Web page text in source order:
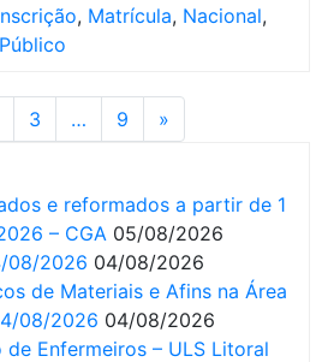
, Matrícula, Nacional,
Público
3 … 9 »
e reformados a partir de 1
– CGA 05/08/2026
08/2026 04/08/2026
de Materiais e Afins na Área
08/2026 04/08/2026
Enfermeiros – ULS Litoral